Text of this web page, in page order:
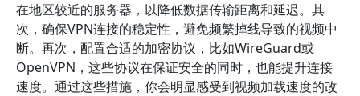
在地区较近的服务器，以降低数据传输距离和延迟。其
次，确保VPN连接的稳定性，避免频繁掉线导致的视频中
断。再次，配置合适的加密协议，比如WireGuard或
OpenVPN，这些协议在保证安全的同时，也能提升连接
速度。通过这些措施，你会明显感受到视频加载速度的改